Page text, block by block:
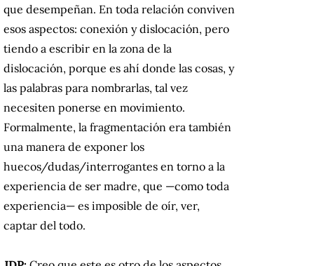
que desempeñan. En toda relación conviven
esos aspectos: conexión y dislocación, pero
tiendo a escribir en la zona de la
dislocación, porque es ahí donde las cosas, y
las palabras para nombrarlas, tal vez
necesiten ponerse en movimiento.
Formalmente, la fragmentación era también
una manera de exponer los
huecos/dudas/interrogantes en torno a la
experiencia de ser madre, que —como toda
experiencia— es imposible de oír, ver,
captar del todo.